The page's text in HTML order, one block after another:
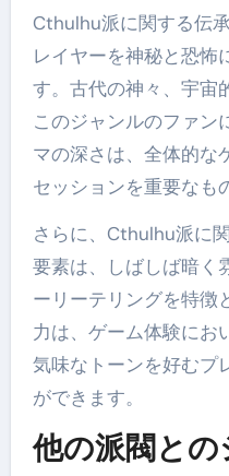
Cthulhu派に関する伝
レイヤーを神秘と恐怖
す。古代の神々、宇宙
このジャンルのファン
マの深さは、全体的な
セッションを重要なも
さらに、Cthulhu派に
要素は、しばしば暗く
ーリーテリングを特徴
力は、ゲーム体験にお
気味なトーンを好むプ
ができます。
他の派閥との